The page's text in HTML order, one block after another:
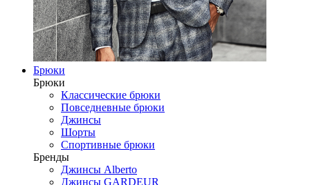
Брюки
Брюки
Классические брюки
Повседневные брюки
Джинсы
Шорты
Спортивные брюки
Бренды
Джинсы Alberto
Джинсы GARDEUR